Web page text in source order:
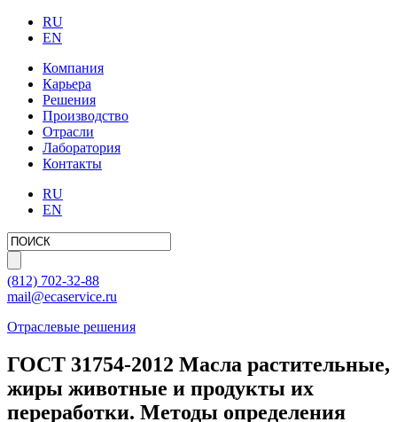
RU
EN
Компания
Карьера
Решения
Производство
Отрасли
Лаборатория
Контакты
RU
EN
(812) 702-32-88
mail@ecaservice.ru
Отраслевые решения
ГОСТ 31754-2012 Масла растительные,
жиры животные и продукты их
переработки. Методы определения